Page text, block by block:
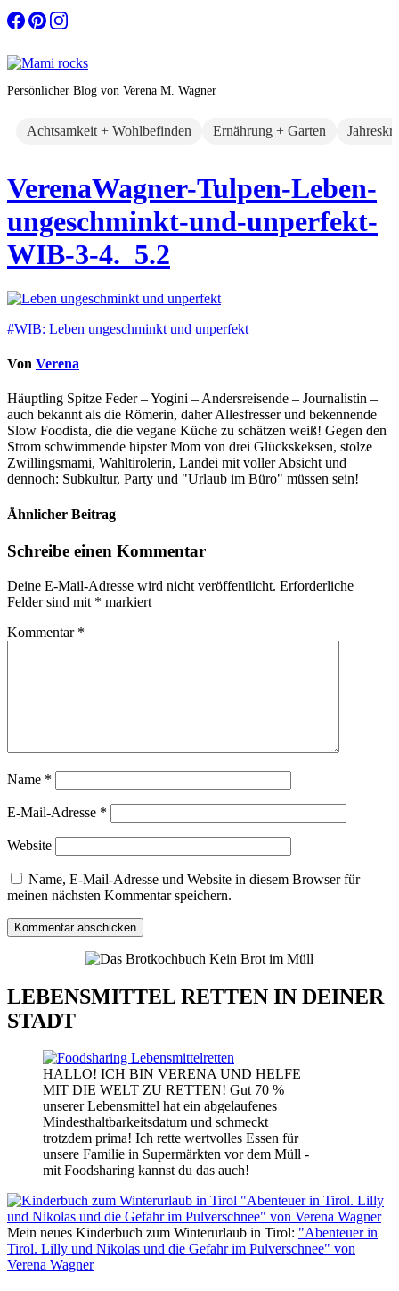
Zum
Inhalt
Persönlicher Blog von Verena M. Wagner
Achtsamkeit + Wohlbefinden Ernährung + Garten
VerenaWagner-Tulpen-Leben-
ungeschminkt-und-unperfekt-
WIB-3-4._5.2
Beitragsnavigation
#WIB: Leben ungeschminkt und unperfekt
Von Verena
Häuptling Spitze Feder – Yogini – Andersreisende – Journalistin –
auch bekannt als die Römerin, daher Allesfresser und bekennende
Slow Foodista, die die vegane Küche zu schätzen weiß! Gegen den
Strom schwimmende hipster Mom von drei Glückskeksen, stolze
Zwillingsmami, Wahltirolerin, Landei mit voller Absicht und
dennoch: Subkultur, Party und "Urlaub im Büro" müssen sein!
Ähnlicher Beitrag
Schreibe einen Kommentar
Deine E-Mail-Adresse wird nicht veröffentlicht. Erforderliche
Felder sind mit * markiert
Kommentar *
Name *
E-Mail-Adresse *
Website
Name, E-Mail-Adresse und Website in diesem Browser für
meinen nächsten Kommentar speichern.
LEBENSMITTEL RETTEN IN DEINER
STADT
HALLO! ICH BIN VERENA UND HELFE
MIT DIE WELT ZU RETTEN! Gut 70 %
unserer Lebensmittel hat ein abgelaufenes
Mindesthaltbarkeitsdatum und schmeckt
trotzdem prima! Ich rette wertvolles Essen für
unsere Familie in Supermärkten vor dem Müll -
mit Foodsharing kannst du das auch!
Mein neues Kinderbuch zum Winterurlaub in Tirol: "Abenteuer in
Tirol. Lilly und Nikolas und die Gefahr im Pulverschnee" von
Verena Wagner